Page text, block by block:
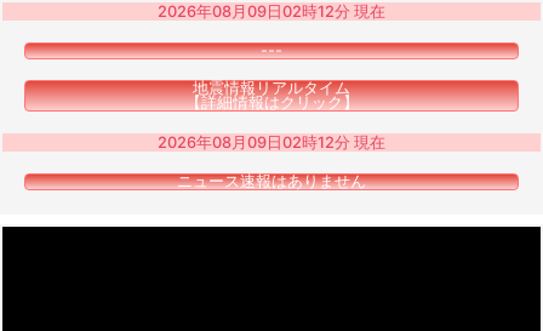
2026年08月09日02時12分 現在
---
地震情報リアルタイム
【詳細情報はクリック】
2026年08月09日02時12分 現在
ニュース速報はありません